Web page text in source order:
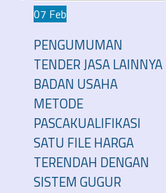
07 Feb
PENGUMUMAN
TENDER JASA LAINNYA
BADAN USAHA
METODE
PASCAKUALIFIKASI
SATU FILE HARGA
TERENDAH DENGAN
SISTEM GUGUR